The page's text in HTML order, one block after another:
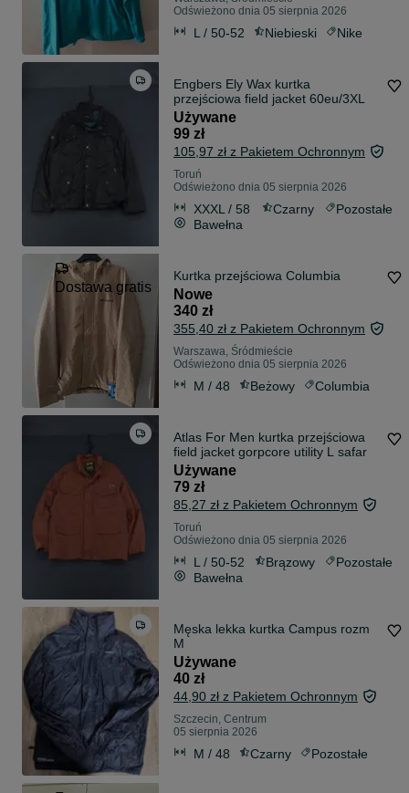
Odświeżono dnia 05 sierpnia 2026
L / 50-52 Niebieski Nike
Engbers Ely Wax kurtka
przejściowa field jacket 60eu/3XL
Używane
99 zł
105,97 zł z Pakietem Ochronnym
Toruń
Odświeżono dnia 05 sierpnia 2026
XXXL / 58 Czarny
Pozostałe
Bawełna
Dostawa gratis
Kurtka przejściowa Columbia
Nowe
340 zł
355,40 zł z Pakietem Ochronnym
Warszawa, Śródmieście
Odświeżono dnia 05 sierpnia 2026
M / 48 Beżowy Columbia
Atlas For Men kurtka przejściowa
field jacket gorpcore utility L safar
Używane
79 zł
85,27 zł z Pakietem Ochronnym
Toruń
Odświeżono dnia 05 sierpnia 2026
L / 50-52 Brązowy
Pozostałe
Bawełna
Męska lekka kurtka Campus rozm
M
Używane
40 zł
44,90 zł z Pakietem Ochronnym
Szczecin, Centrum
05 sierpnia 2026
M / 48 Czarny Pozostałe